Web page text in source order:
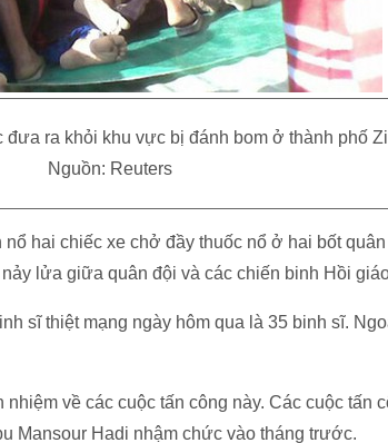
ra khỏi khu vực bị đánh bom ở thành phố
Nguồn: Reuters
hai chiếc xe chở đầy thuốc nổ ở hai bốt
lửa giữa quân đội và các chiến binh Hồi
sĩ thiệt mạng ngày hôm qua là 35 binh sĩ.
về các cuộc tấn công này. Các cuộc tấn
Mansour Hadi nhậm chức vào tháng trước.